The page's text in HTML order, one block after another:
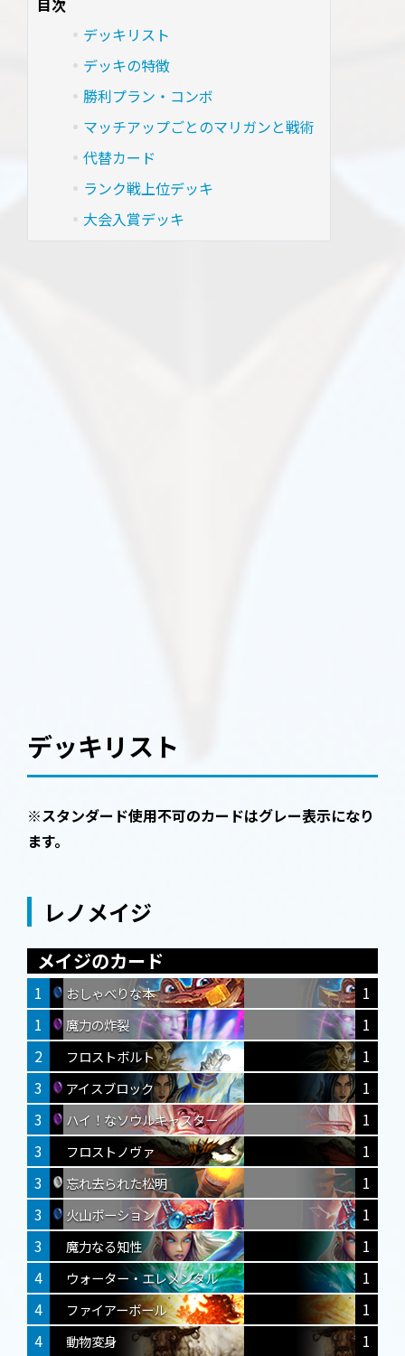
デッキリスト
デッキの特徴
勝利プラン・コンボ
マッチアップごとのマリガンと戦術
代替カード
ランク戦上位デッキ
大会入賞デッキ
デッキリスト
※スタンダード使用不可のカードはグレー表示になり
ます。
レノメイジ
メイジのカード
1 おしゃべりな本
1
1
魔力の炸裂
1
2
フロストボルト
1
3
アイスブロック
1
3
ハイ！なソウルキャスター
1
3
フロストノヴァ
1
3
忘れ去られた松明
1
3
火山ポーション
1
3
魔力なる知性
1
4
ウォーター・エレメンタル
1
4
ファイアーボール
1
4
動物変身
1